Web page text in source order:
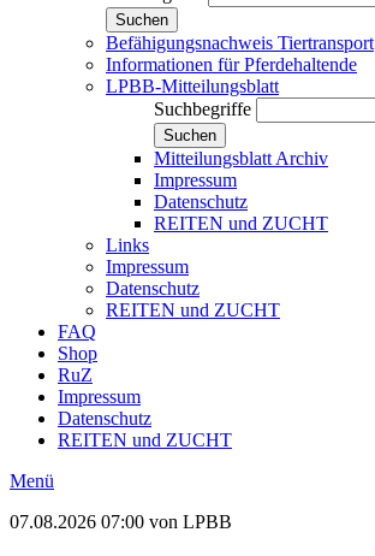
Suchen
Befähigungsnachweis Tiertransport
Informationen für Pferdehaltende
LPBB-Mitteilungsblatt
Suchbegriffe
Suchen
Mitteilungsblatt Archiv
Impressum
Datenschutz
REITEN und ZUCHT
Links
Impressum
Datenschutz
REITEN und ZUCHT
FAQ
Shop
RuZ
Impressum
Datenschutz
REITEN und ZUCHT
Menü
07.08.2026 07:00 von LPBB